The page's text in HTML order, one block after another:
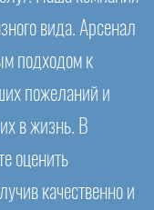
вида. Арсенал
подходом к
пожеланий и
в жизнь. В
оценить
качественно и